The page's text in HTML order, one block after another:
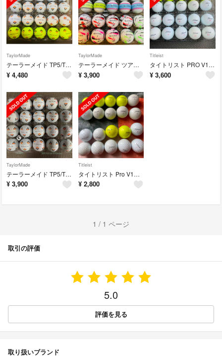
TaylorMade
テーラーメイド TP5/TP5x 20球 AB イエロー含
¥ 4,480
TaylorMade
テーラーメイド ツアーレスポンス/スピードソフト 20球 AB
¥ 3,900
Titleist
タイトリスト PRO V1/V1x 20球 イエロー含む ABランク
¥ 3,600
TaylorMade
テーラーメイド TP5/TP5x ロストボール 20球 まとめ売り
¥ 3,900
Titleist
タイトリスト Pro V1＆Pro V1x ロストボール 20球 美品
¥ 2,800
1 / 1 ページ
取引の評価
5.0
評価を見る
取り扱いブランド